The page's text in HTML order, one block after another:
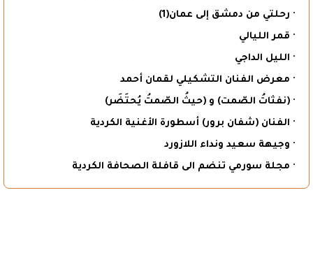
· رحلتي من دمشق إلى عمان(1)
· قمر الليالي
· الليل الداجي
· معرض الفنان التشكيلي لقمان أحمد
· (نفثاتُ الصّمت) و (حيثُ الصّمتُ يُحتَضَر)
· الفنان (شفان برور) أسطورة الأغنية الكردية
· وجيهة سعيد ونداء اللازورد
· مجلة سورمي تنضم الى قافلة الصحافة الكردية